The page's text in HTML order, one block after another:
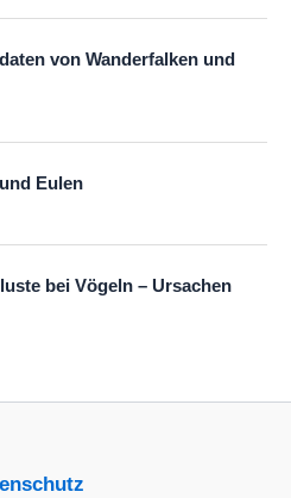
von Wanderfalken und
Eulen
bei Vögeln – Ursachen